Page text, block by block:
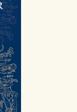
TODO
nuestro sitio
desde
el
que algunas